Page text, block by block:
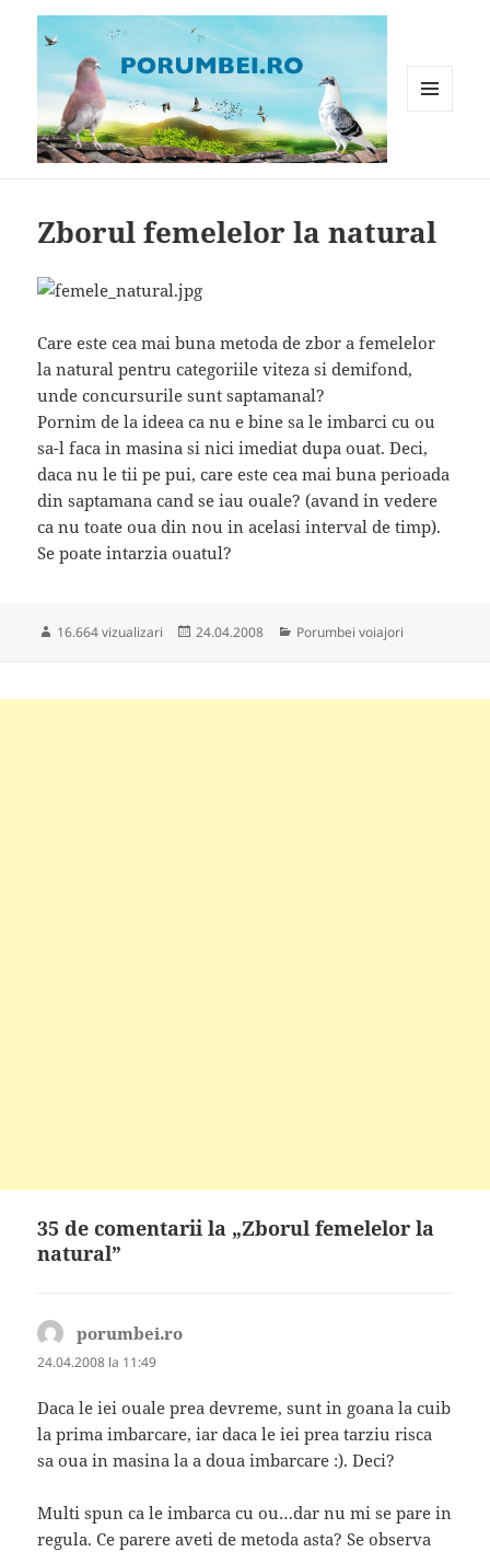
Zborul femelelor la natural
Care este cea mai buna metoda de zbor a femelelor
la natural pentru categoriile viteza si demifond,
unde concursurile sunt saptamanal?
Pornim de la ideea ca nu e bine sa le imbarci cu ou
sa-l faca in masina si nici imediat dupa ouat. Deci,
daca nu le tii pe pui, care este cea mai buna perioada
din saptamana cand se iau ouale? (avand in vedere
ca nu toate oua din nou in acelasi interval de timp).
Se poate intarzia ouatul?
16.664 vizualizari
Publicat
24.04.2008 Categorii
Porumbei voiajori
35 de comentarii la „Zborul femelelor la
natural”
porumbei.ro
24.04.2008 la 11:49
Daca le iei ouale prea devreme, sunt in goana la cuib
la prima imbarcare, iar daca le iei prea tarziu risca
sa oua in masina la a doua imbarcare :). Deci?
Multi spun ca le imbarca cu ou…dar nu mi se pare in
regula. Ce parere aveti de metoda asta? Se observa